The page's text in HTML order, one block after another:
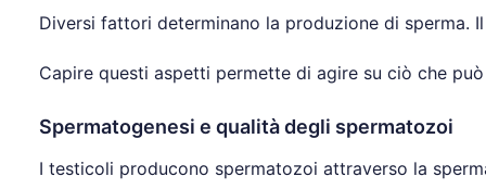
Diversi fattori determinano la produzione di sperma.
Capire questi aspetti permette di agire su ciò che
Spermatogenesi e qualità degli spermatozoi
I testicoli producono spermatozoi attraverso la